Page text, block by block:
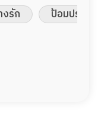
งรัก
ป้อมปราบ